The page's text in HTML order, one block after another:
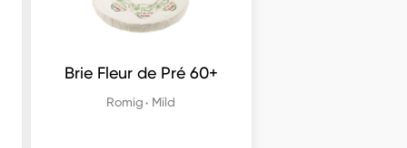
Brie Fleur de Pré 60+
Romig Mild